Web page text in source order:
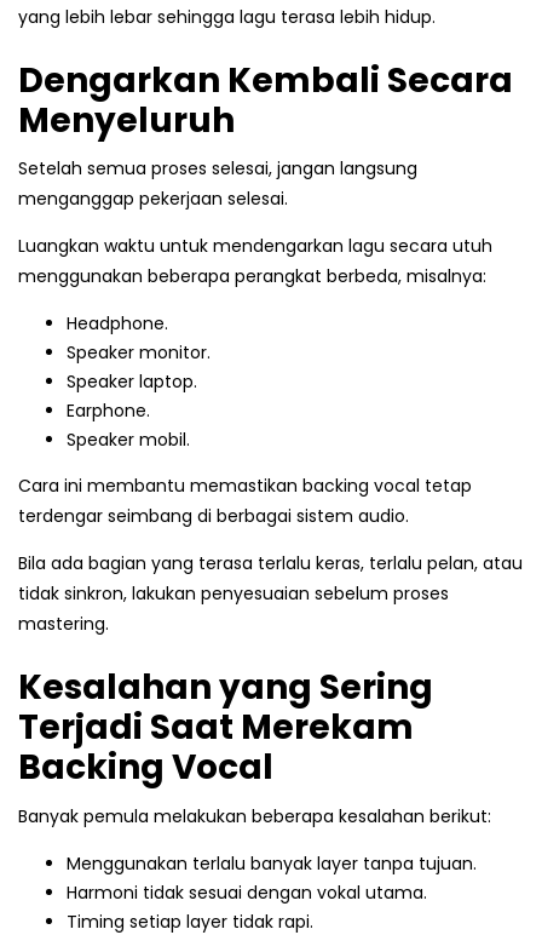
yang lebih lebar sehingga lagu terasa lebih hidup.
Dengarkan Kembali Secara
Menyeluruh
Setelah semua proses selesai, jangan langsung
menganggap pekerjaan selesai.
Luangkan waktu untuk mendengarkan lagu secara utuh
menggunakan beberapa perangkat berbeda, misalnya:
Headphone.
Speaker monitor.
Speaker laptop.
Earphone.
Speaker mobil.
Cara ini membantu memastikan backing vocal tetap
terdengar seimbang di berbagai sistem audio.
Bila ada bagian yang terasa terlalu keras, terlalu pelan, atau
tidak sinkron, lakukan penyesuaian sebelum proses
mastering.
Kesalahan yang Sering
Terjadi Saat Merekam
Backing Vocal
Banyak pemula melakukan beberapa kesalahan berikut:
Menggunakan terlalu banyak layer tanpa tujuan.
Harmoni tidak sesuai dengan vokal utama.
Timing setiap layer tidak rapi.